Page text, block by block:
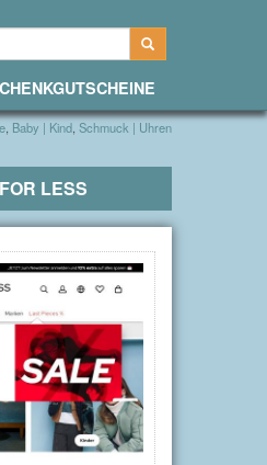
Baby | Kind Schmuck | Uhren
LESS